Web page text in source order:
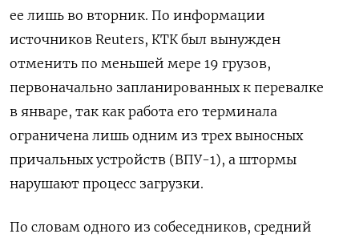
ее лишь во вторник. По ⁠информации
источников Reuters, КТК был вынужден
отменить по меньшей мере 19 грузов,
первоначально запланированных к перевалке
в январе, так как работа его терминала
ограничена лишь одним из трех выносных
причальных устройств (ВПУ-1), а штормы
нарушают процесс загрузки.
По словам одного из собеседников, ​средний